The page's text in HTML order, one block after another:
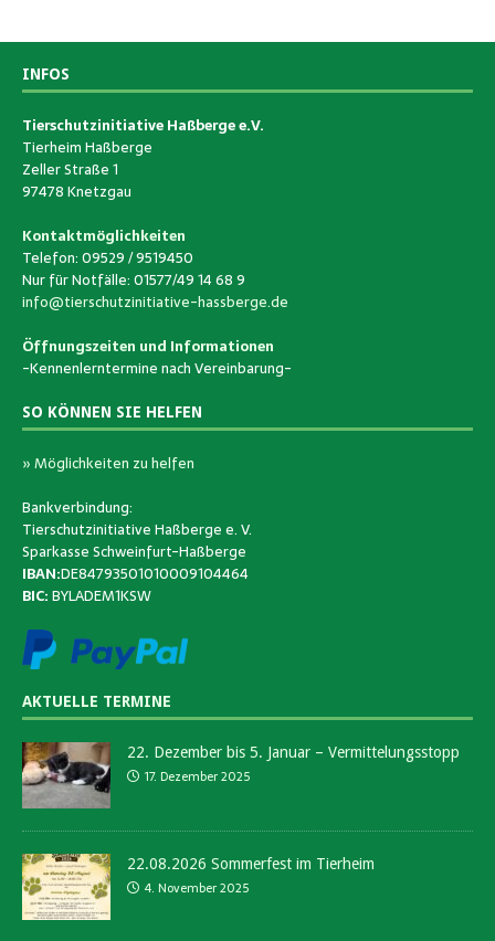
INFOS
Tierschutzinitiative Haßberge e.V.
Tierheim Haßberge
Zeller Straße 1
97478 Knetzgau
Kontaktmöglichkeiten
Telefon: 09529 / 9519450
Nur für Notfälle: 01577/49 14 68 9
info@tierschutzinitiative-hassberge.de
Öffnungszeiten und Informationen
-Kennenlerntermine nach Vereinbarung-
SO KÖNNEN SIE HELFEN
» Möglichkeiten zu helfen
Bankverbindung:
Tierschutzinitiative Haßberge e. V.
Sparkasse Schweinfurt-Haßberge
IBAN:DE84793501010009104464
BIC:BYLADEM1KSW
AKTUELLE TERMINE
22. Dezember bis 5. Januar – Vermittelungsstopp
17. Dezember 2025
22.08.2026 Sommerfest im Tierheim
4. November 2025